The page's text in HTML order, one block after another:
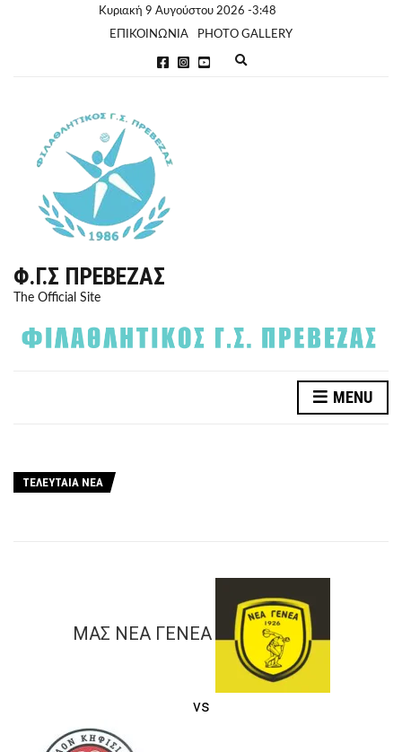
Κυριακή 9 Αυγούστου 2026 -3:48
ΕΠΙΚΟΙΝΩΝΙΑ
PHOTO GALLERY
Φ.Γ.Σ ΠΡΈΒΕΖΑΣ
The Official Site
MENU
ΤΕΛΕΥΤΑΙΑ ΝΕΑ
ΜΑΣ ΝΕΑ ΓΕΝΕΑ
vs